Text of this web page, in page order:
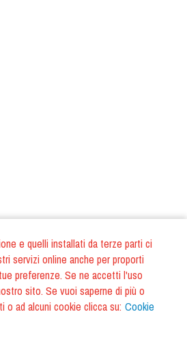
e quelli installati da terze parti ci
servizi online anche per proporti
preferenze. Se ne accetti l'uso
sito. Se vuoi saperne di più o
ad alcuni cookie clicca su: Cookie